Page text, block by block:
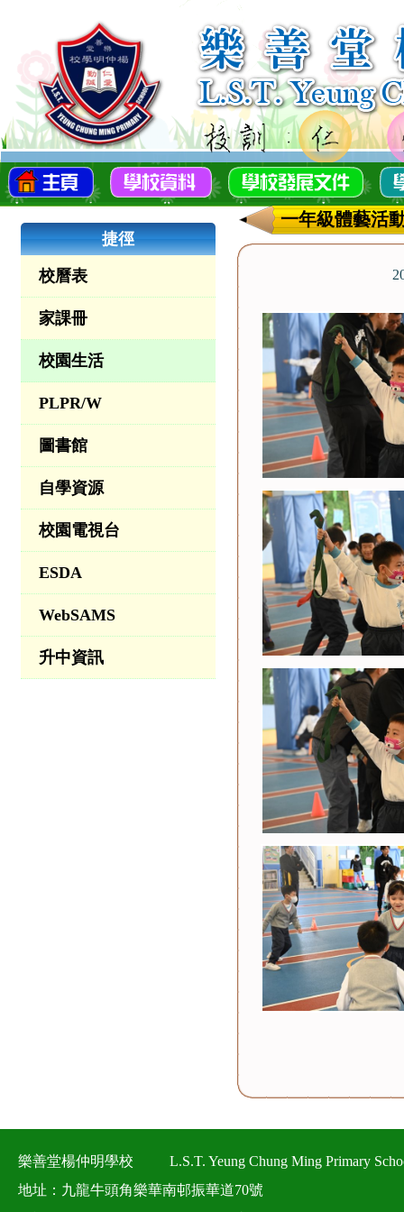
捷徑
校曆表
家課冊
校園生活
PLPR/W
圖書館
自學資源
校園電視台
ESDA
WebSAMS
升中資訊
一年級體藝活
樂善堂楊仲明學校
L.S.T. Yeung Chung Ming Primary
地址：九龍牛頭角樂華南邨振華道70號